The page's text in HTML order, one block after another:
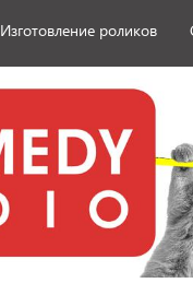
Изготовление роликов